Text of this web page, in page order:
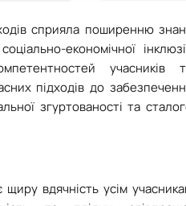
сприяла поширенню
економічної
учасників
підходів до
згуртованості та
вдячність усім